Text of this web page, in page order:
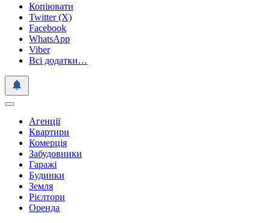
Копіювати
Twitter (X)
Facebook
WhatsApp
Viber
Всі додатки…
Агенції
Квартири
Комерція
Забудовники
Гаражі
Будинки
Земля
Рієлтори
Оренда